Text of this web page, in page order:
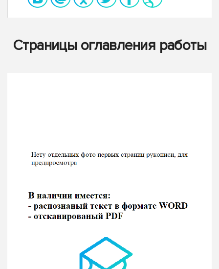
Страницы оглавления работы